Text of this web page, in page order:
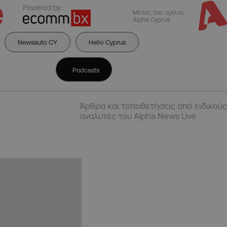
Powered by:
Μέλος του ομίλου
Alpha Cyprus
Newsauto CY Hello Cyprus
Podcasts
Άρθρα και τοποθετήσεις από ειδικούς
αναλυτές του Alpha News Live